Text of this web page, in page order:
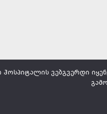
ვებგვერდი